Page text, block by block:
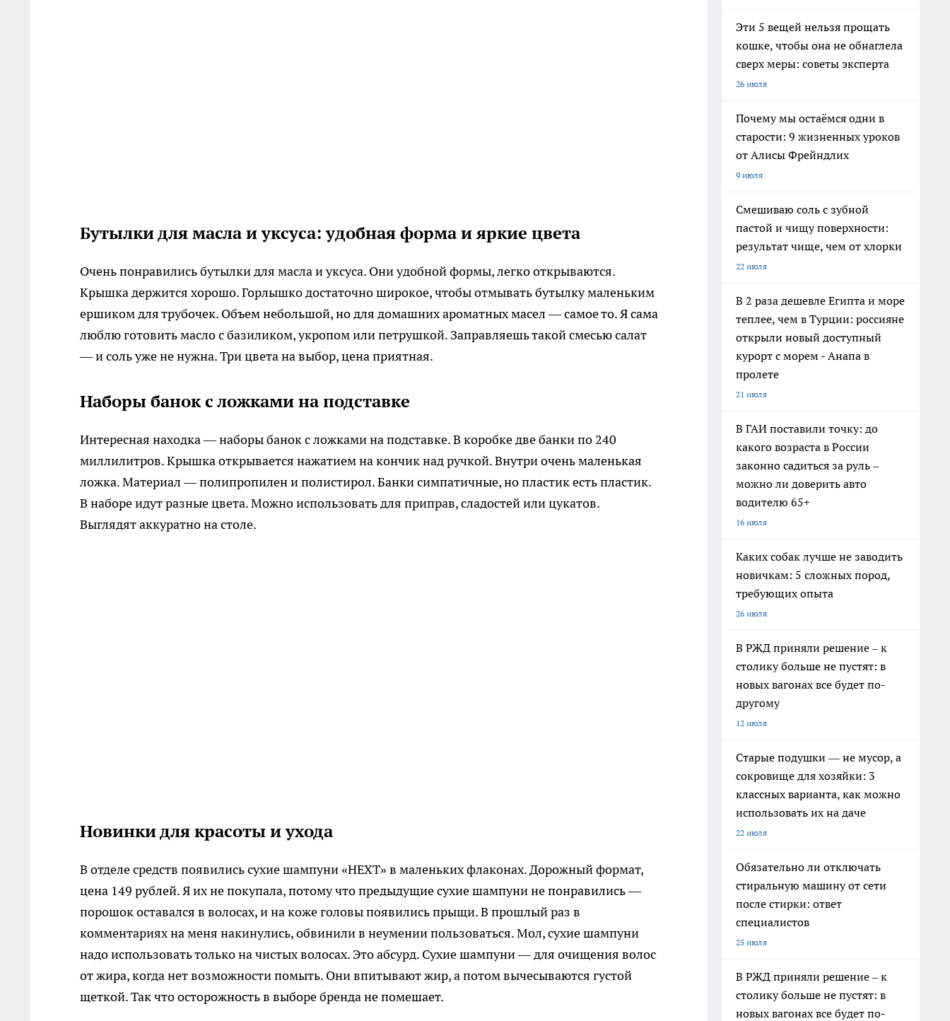
Бутылки для масла и уксуса: удобная форма и яркие цвета
Очень понравились бутылки для масла и уксуса. Они удобной формы, легко открываются.
Крышка держится хорошо. Горлышко достаточно широкое, чтобы отмывать бутылку маленьким
ершиком для трубочек. Объем небольшой, но для домашних ароматных масел — самое то. Я сама
люблю готовить масло с базиликом, укропом или петрушкой. Заправляешь такой смесью салат
— и соль уже не нужна. Три цвета на выбор, цена приятная.
Наборы банок с ложками на подставке
Интересная находка — наборы банок с ложками на подставке. В коробке две банки по 240
миллилитров. Крышка открывается нажатием на кончик над ручкой. Внутри очень маленькая
ложка. Материал — полипропилен и полистирол. Банки симпатичные, но пластик есть пластик.
В наборе идут разные цвета. Можно использовать для приправ, сладостей или цукатов.
Выглядят аккуратно на столе.
Новинки для красоты и ухода
В отделе средств появились сухие шампуни «НЕХТ» в маленьких флаконах. Дорожный формат,
цена 149 рублей. Я их не покупала, потому что предыдущие сухие шампуни не понравились —
порошок оставался в волосах, и на коже головы появились прыщи. В прошлый раз в
комментариях на меня накинулись, обвинили в неумении пользоваться. Мол, сухие шампуни
надо использовать только на чистых волосах. Это абсурд. Сухие шампуни — для очищения волос
от жира, когда нет возможности помыть. Они впитывают жир, а потом вычесываются густой
щеткой. Так что осторожность в выборе бренда не помешает.
Эти 5 вещей нельзя прощать
кошке, чтобы она не обнаглела
сверх меры: советы эксперта
26 июля
Почему мы остаёмся одни в
старости: 9 жизненных уроков
от Алисы Фрейндлих
9 июля
Смешиваю соль с зубной
пастой и чищу поверхности:
результат чище, чем от хлорки
22 июля
В 2 раза дешевле Египта и море
теплее, чем в Турции: россияне
открыли новый доступный
курорт с морем - Анапа в
пролете
21 июля
В ГАИ поставили точку: до
какого возраста в России
законно садиться за руль –
можно ли доверить авто
водителю 65+
16 июля
Каких собак лучше не заводить
новичкам: 5 сложных пород,
требующих опыта
26 июля
В РЖД приняли решение – к
столику больше не пустят: в
новых вагонах все будет по-
другому
12 июля
Старые подушки — не мусор, а
сокровище для хозяйки: 3
классных варианта, как можно
использовать их на даче
22 июля
Обязательно ли отключать
стиральную машину от сети
после стирки: ответ
специалистов
25 июля
В РЖД приняли решение – к
столику больше не пустят: в
новых вагонах все будет по-